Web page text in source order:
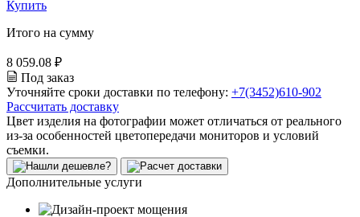
Купить
Итого на сумму
8 059.08 ₽
Под заказ
Уточняйте сроки доставки по телефону: +7(3452)610-902
Рассчитать доставку
Цвет изделия на фотографии может отличаться от реального
из-за особенностей цветопередачи мониторов и условий
съемки.
Дополнительные услуги